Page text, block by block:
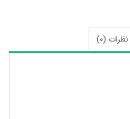
نظرات (0)